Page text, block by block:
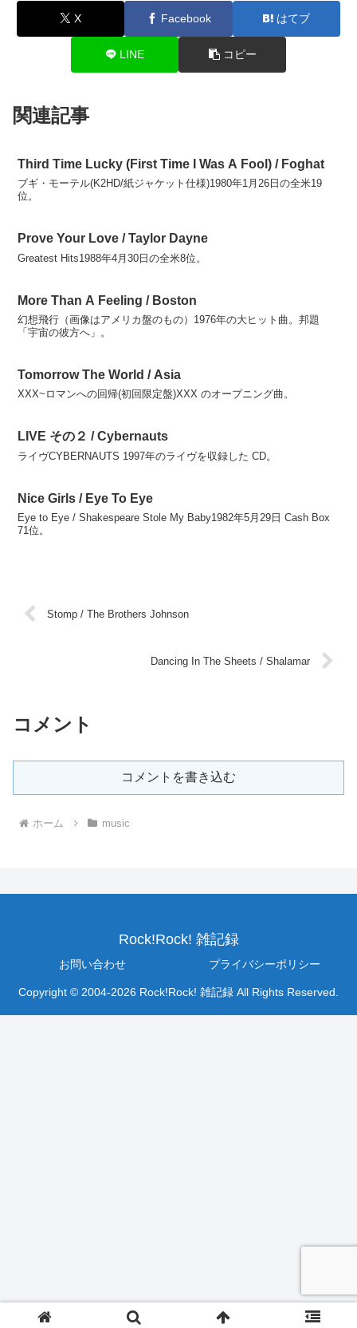
X Facebook はてブ
LINE コピー
関連記事
Third Time Lucky (First Time I Was A Fool) / Foghat
ブギ・モーテル(K2HD/紙ジャケット仕様)1980年1月26日の全米19
位。
Prove Your Love / Taylor Dayne
Greatest Hits1988年4月30日の全米8位。
More Than A Feeling / Boston
幻想飛行（画像はアメリカ盤のもの）1976年の大ヒット曲。邦題
「宇宙の彼方へ」。
Tomorrow The World / Asia
XXX~ロマンへの回帰(初回限定盤)XXX のオープニング曲。
LIVE その２ / Cybernauts
ライヴCYBERNAUTS 1997年のライヴを収録した CD。
Nice Girls / Eye To Eye
Eye to Eye / Shakespeare Stole My Baby1982年5月29日 Cash Box
71位。
Stomp / The Brothers Johnson
Dancing In The Sheets / Shalamar
コメント
コメントを書き込む
ホーム music
Rock!Rock! 雑記録
お問い合わせ プライバシーポリシー
Copyright © 2004-2026 Rock!Rock! 雑記録 All Rights Reserved.